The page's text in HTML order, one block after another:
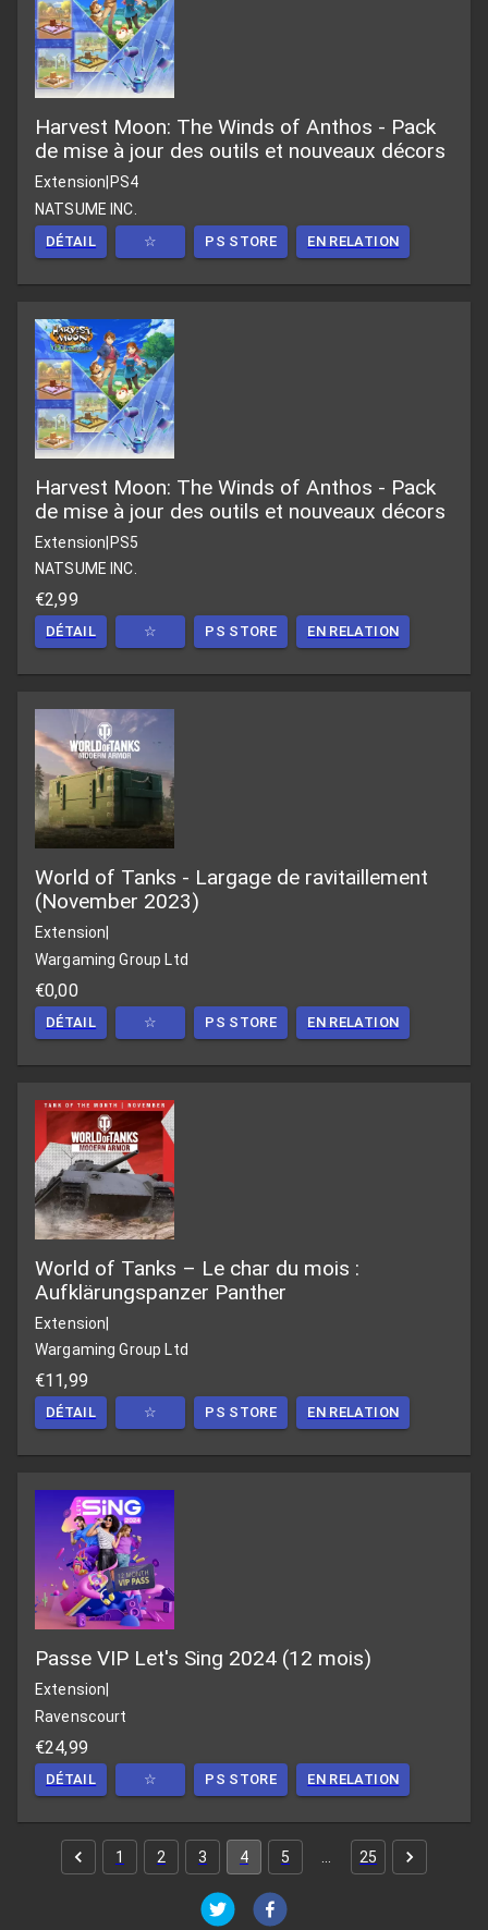
Harvest Moon: The Winds of Anthos - Pack
de mise à jour des outils et nouveaux décors
Extension PS4
NATSUME INC.
DÉTAIL ☆ PS STORE EN RELATION
Harvest Moon: The Winds of Anthos - Pack
de mise à jour des outils et nouveaux décors
Extension|PS5
NATSUME INC.
€2,99
DÉTAIL ☆ PS STORE EN RELATION
World of Tanks - Largage de ravitaillement
(November 2023)
Extension
Wargaming Group Ltd
€0,00
DÉTAIL ☆ PS STORE EN RELATION
World of Tanks – Le char du mois :
Aufklärungspanzer Panther
Extension|
Wargaming Group Ltd
€11,99
DÉTAIL ☆ PS STORE EN RELATION
Passe VIP Let's Sing 2024 (12 mois)
Extension
Ravenscourt
€24,99
DÉTAIL ☆ PS STORE EN RELATION
1 2 3 4 5 25